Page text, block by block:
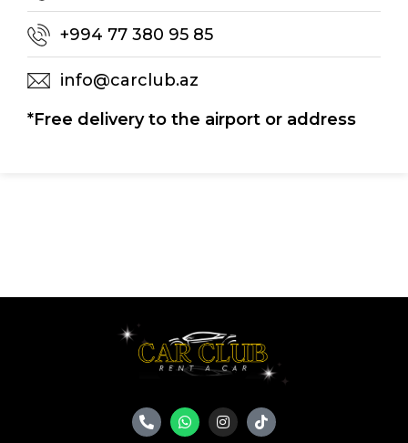
+994 77 380 95 85
info@carclub.az
*Free delivery to the airport or address